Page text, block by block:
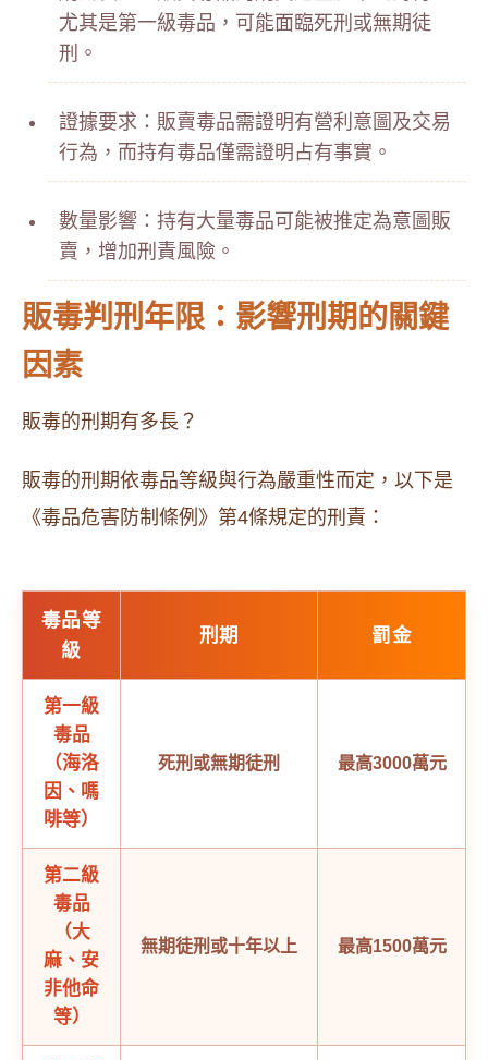
尤其是第一級毒品，可能面臨死刑或無期徒
刑。
證據要求：販賣毒品需證明有營利意圖及交易
行為，而持有毒品僅需證明占有事實。
數量影響：持有大量毒品可能被推定為意圖販
賣，增加刑責風險。
販毒判刑年限：影響刑期的關鍵
因素
販毒的刑期有多長？
販毒的刑期依毒品等級與行為嚴重性而定，以下是
《毒品危害防制條例》第4條規定的刑責：
毒品等
級
刑期 罰金
第一級
毒品
（海洛
因、嗎
啡等）
死刑或無期徒刑 最高3000萬元
第二級
毒品
（大
麻、安
非他命
等）
無期徒刑或十年以上 最高1500萬元